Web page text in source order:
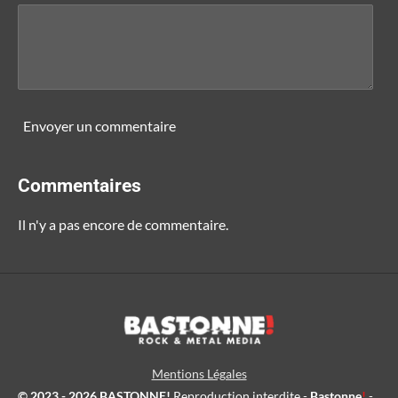
Envoyer un commentaire
Commentaires
Il n'y a pas encore de commentaire.
Mentions Légales